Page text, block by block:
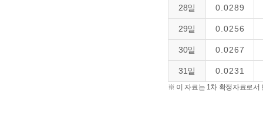
28일 0.0289
29일 0.0256
30일 0.0267
31일 0.0231
※ 이 자료는 1차 확정자료로서